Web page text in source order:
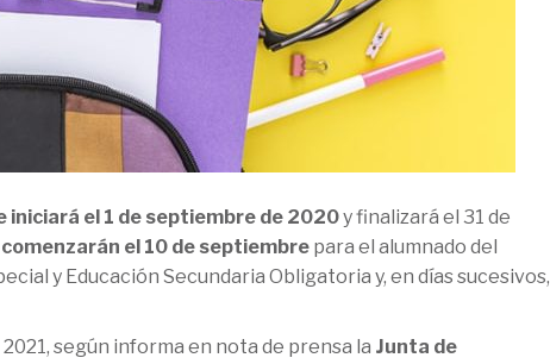
el 1 de septiembre de 2020y finalizará el 31 de
el 10 de septiembre para el alumnado del
y Educación Secundaria Obligatoria y, en días sucesivos,
según informa en nota de prensa la Junta de